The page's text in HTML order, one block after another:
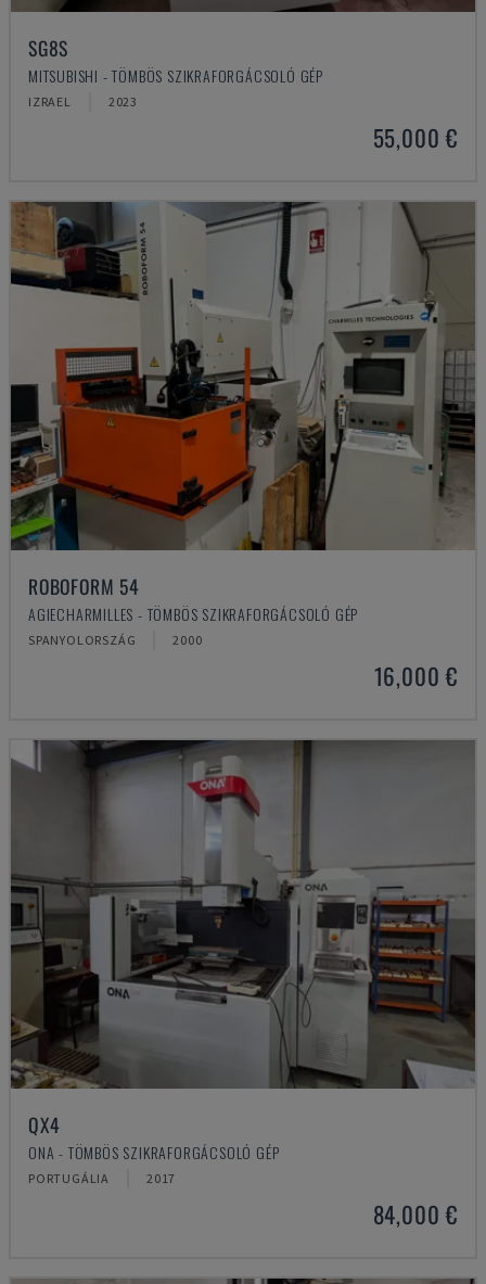
SG8S
MITSUBISHI - TÖMBÖS SZIKRAFORGÁCSOLÓ GÉP
IZRAEL 2023
55,000 €
ROBOFORM 54
AGIECHARMILLES - TÖMBÖS SZIKRAFORGÁCSOLÓ GÉP
SPANYOLORSZÁG 2000
16,000 €
QX4
ONA - TÖMBÖS SZIKRAFORGÁCSOLÓ GÉP
PORTUGÁLIA 2017
84,000 €